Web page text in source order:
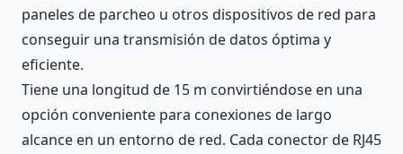
paneles de parcheo u otros dispositivos de red para
conseguir una transmisión de datos óptima y
eficiente.
Tiene una longitud de 15 m convirtiéndose en una
opción conveniente para conexiones de largo
alcance en un entorno de red. Cada conector de RJ45